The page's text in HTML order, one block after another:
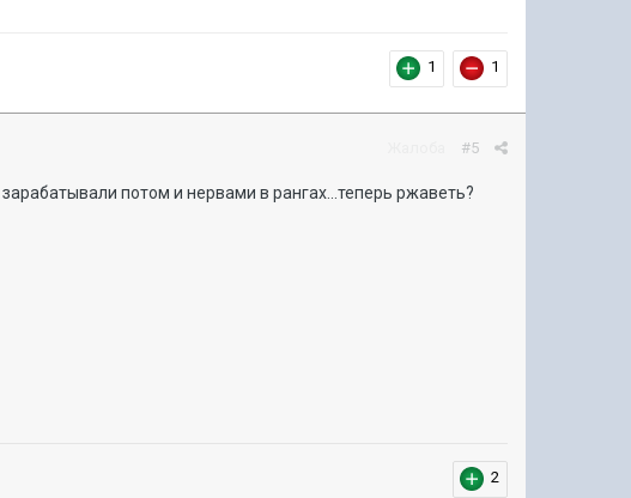
1 1
#5
потом и нервами в рангах...теперь ржаветь?
2